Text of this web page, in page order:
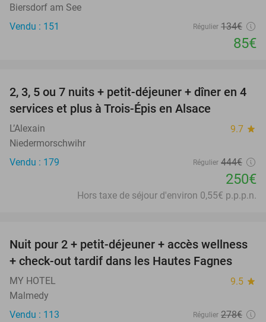
Biersdorf am See
Vendu : 151
Régulier 134€
85€
44%
2, 3, 5 ou 7 nuits + petit-déjeuner + dîner en 4
services et plus à Trois-Épis en Alsace
L’Alexain 9.7 star
Niedermorschwihr
Vendu : 179
Régulier 444€
250€
Hors taxe de séjour d'environ 0,55€ p.p.p.n.
32%
Nuit pour 2 + petit-déjeuner + accès wellness
+ check-out tardif dans les Hautes Fagnes
MY HOTEL 9.5 star
Malmedy
Vendu : 113
Régulier 278€